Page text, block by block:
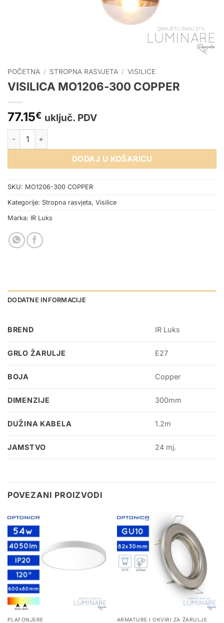
POČETNA / STROPNA RASVJETA / VISILICE
VISILICA MO1206-300 COPPER
77.15€ uključ. PDV
VISILICA MO1206-300 COPPER količina
DODAJ U KOŠARICU
SKU: MO1206-300 COPPER
Kategorije: Stropna rasvjeta, Visilice
Marka: IR Luks
DODATNE INFORMACIJE
BREND IR Luks
GRLO ŽARULJE E27
BOJA Copper
DIMENZIJE 300mm
DUŽINA KABELA 1.2m
JAMSTVO 24 mj.
POVEZANI PROIZVODI
PLAFONJERE ARMATURE I OKVIRI ZA ŽARULJE